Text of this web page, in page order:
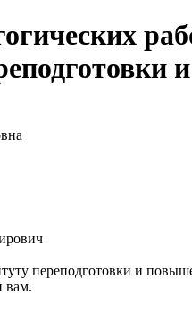
переподготовки и
вам.